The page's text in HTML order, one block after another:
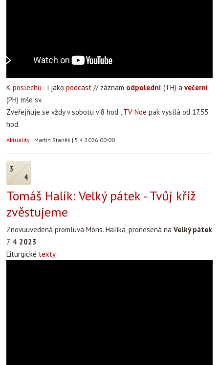
K poslechu - i jako podcast // záznam odpolední (TH) a večerní
(PH) mše sv.
Zveřejňuje se vždy v sobotu v 8 hod., TV Noe pak vysílá od 17.55
hod.
Aktuality | Martin Staněk | 5.4.2026 00:00
3
4
Tomáš Halík: Velký pátek - Tvůj kříž
zvěstujeme
Znovuuvedená promluva Mons. Halíka, pronesená na Velký pátek
7. 4. 2023
Liturgické texty